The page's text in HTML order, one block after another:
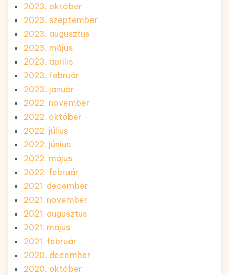
2023. október
2023. szeptember
2023. augusztus
2023. május
2023. április
2023. február
2023. január
2022. november
2022. október
2022. július
2022. június
2022. május
2022. február
2021. december
2021. november
2021. augusztus
2021. május
2021. február
2020. december
2020. október